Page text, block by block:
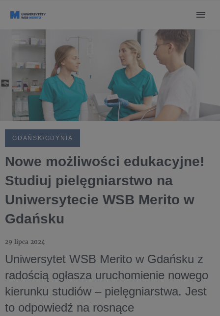
GDAŃSK/GDYNIA
Nowe możliwości edukacyjne!
Studiuj pielęgniarstwo na
Uniwersytecie WSB Merito w
Gdańsku
29 lipca 2024
Uniwersytet WSB Merito w Gdańsku z
radością ogłasza uruchomienie nowego
kierunku studiów – pielęgniarstwa. Jest
to odpowiedź na rosnące